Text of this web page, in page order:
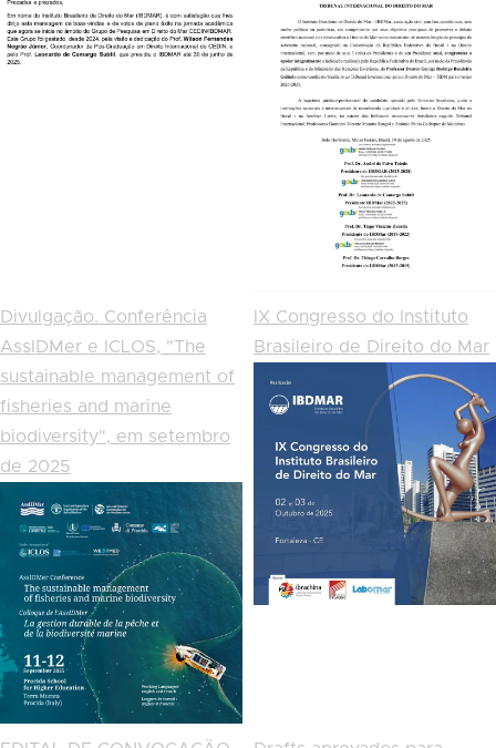
Divulgação. Conferência
AssIDMer e ICLOS, "The
sustainable management of
fisheries and marine
biodiversity", em setembro
de 2025
IX Congresso do Instituto
Brasileiro de Direito do Mar